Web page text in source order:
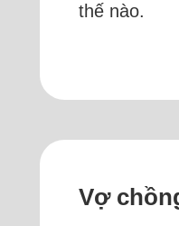
thế nào.
Vợ